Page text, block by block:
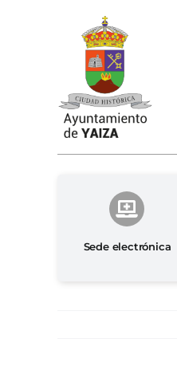
Sede electrónica